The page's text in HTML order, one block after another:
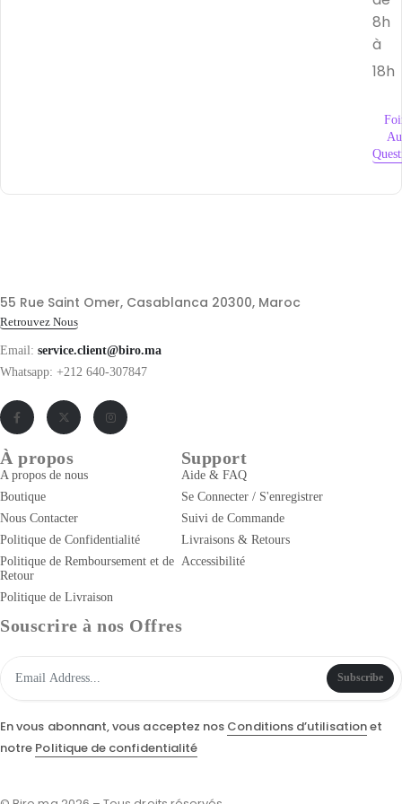
8h
à
18h
55 Rue Saint Omer, Casablanca 20300, Maroc
Retrouvez Nous
Email: service.client@biro.ma
Whatsapp: +212 640-307847
À propos
A propos de nous
Boutique
Nous Contacter
Politique de Confidentialité
Politique de Remboursement et de
Retour
Politique de Livraison
Support
Aide & FAQ
Se Connecter / S'enregistrer
Suivi de Commande
Livraisons & Retours
Accessibilité
Souscrire à nos Offres
Subscribe
En vous abonnant, vous acceptez nos Conditions d’utilisationet
notre Politique de confidentialité